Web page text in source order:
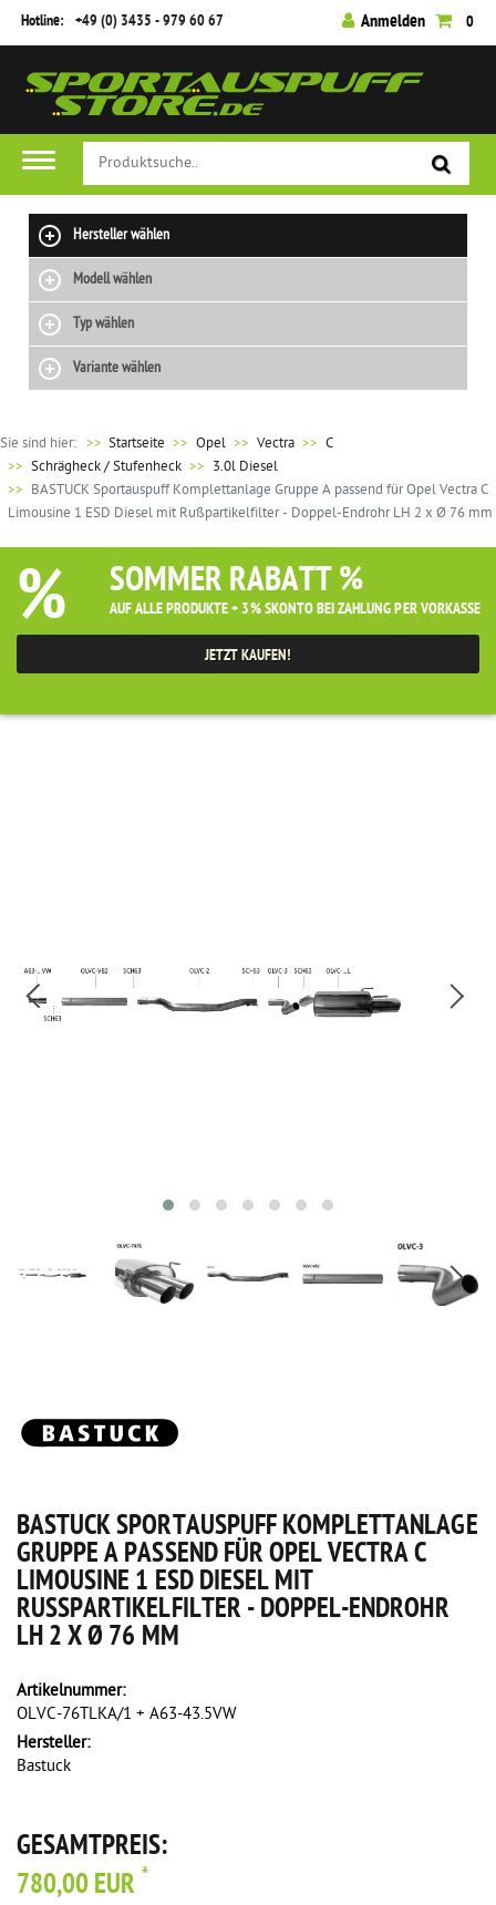
Hotline: +49 (0) 3435 - 979 60 67 Anmelden 0
Hersteller wählen
Modell wählen
Typ wählen
Variante wählen
Sie sind hier: >> Startseite Opel Vectra
C
Schrägheck / Stufenheck
3.0l Diesel
BASTUCK Sportauspuff Komplettanlage Gruppe A passend für Opel Vectra C
Limousine 1 ESD Diesel mit Rußpartikelfilter - Doppel-Endrohr LH 2 x Ø 76 mm
% SOMMER RABATT %
AUF ALLE PRODUKTE + 3% SKONTO BEI ZAHLUNG PER VORKASSE
JETZT KAUFEN!
BASTUCK SPORTAUSPUFF KOMPLETTANLAGE
GRUPPE A PASSEND FÜR OPEL VECTRA C
LIMOUSINE 1 ESD DIESEL MIT
RUSSPARTIKELFILTER - DOPPEL-ENDROHR L
H 2 X Ø 76 MM
Artikelnummer:
OLVC-76TLKA/1 + A63-43.5VW
Hersteller:
Bastuck
GESAMTPREIS:
780,00 EUR *